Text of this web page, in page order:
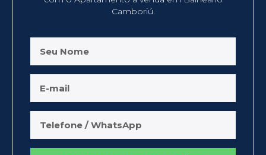
Camboriú.